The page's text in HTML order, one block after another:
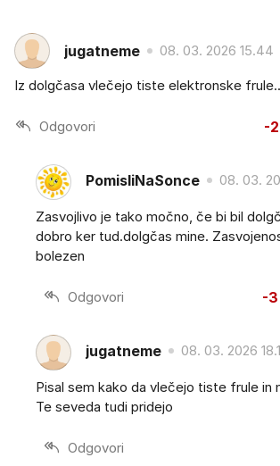
jugatneme 08. 03. 2026 15.44
Iz dolgčasa vlečejo tiste elektronske
Odgovori -2
PomisliNaSonce 08. 03.
Zasvojlivo je tako močno, če bi bil
dobro ker tud.dolgčas mine.
bolezen
Odgovori -3
jugatneme 08. 03. 2026
Pisal sem kako da vlečejo tiste frule in
Te seveda tudi pridejo
Odgovori